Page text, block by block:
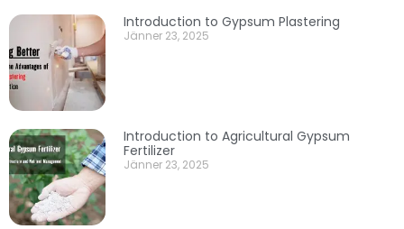
Introduction to Gypsum Plastering
Jänner 23, 2025
Introduction to Agricultural Gypsum
Fertilizer
Jänner 23, 2025